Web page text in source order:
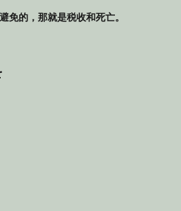
免的，那就是税收和死亡。